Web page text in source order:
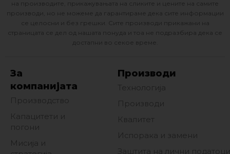
на производите, прикажувањата на сликите и цените на самите
производи, но не можеме да гарантираме дека сите информации
се целосни и без грешки. Сите производи прикажани на
страницата се дел од нашата понуда и тоа не подразбира дека се
достапни во секое време.
За
компанијата
Производство
Капацитети и
погони
Мисија и
Производи
Технологија
Производи
Квалитет
Испорака и замени
Заштита на лични податоци